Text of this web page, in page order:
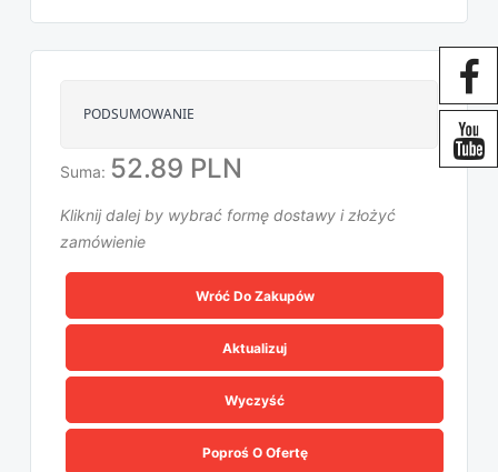
PODSUMOWANIE
Suma: 52.89 PLN
Kliknij dalej by wybrać formę dostawy i złożyć
zamówienie
Wróć Do Zakupów
Aktualizuj
Wyczyść
Poproś O Ofertę